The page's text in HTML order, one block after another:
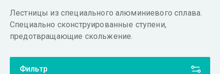
Лестницы из специального алюминиевого сплава.
Специально сконструированные ступени,
предотвращающие скольжение.
Фильтр